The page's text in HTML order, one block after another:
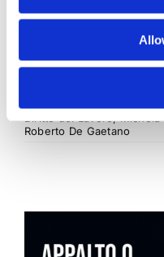
21 Luglio 2026
Diritto del Lavoro,
Roberto De Gaetano